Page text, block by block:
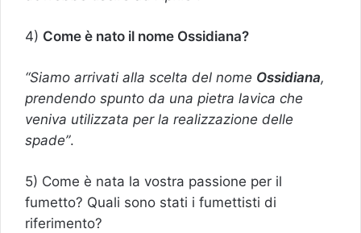
4) Come è nato il nome Ossidiana?
“Siamo arrivati alla scelta del nome Ossidiana,
prendendo spunto da una pietra lavica che
veniva utilizzata per la realizzazione delle
spade”.
5) Come è nata la vostra passione per il
fumetto? Quali sono stati i fumettisti di
riferimento?